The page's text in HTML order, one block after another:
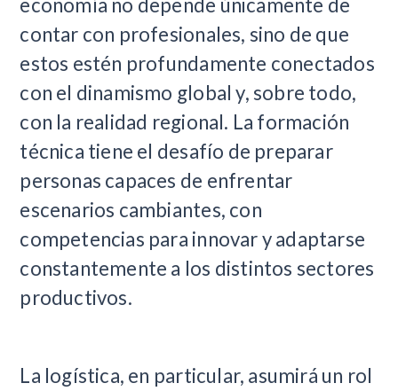
contar con profesionales, sino de que
estos estén profundamente conectados
con el dinamismo global y, sobre todo,
con la realidad regional. La formación
técnica tiene el desafío de preparar
personas capaces de enfrentar
escenarios cambiantes, con
competencias para innovar y adaptarse
constantemente a los distintos sectores
productivos.
La logística, en particular, asumirá un rol